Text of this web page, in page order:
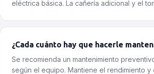
eléctrica básica. La cañería adicional y el
¿Cada cuánto hay que hacerle
Se recomienda un mantenimiento
según el equipo. Mantiene el rendimiento